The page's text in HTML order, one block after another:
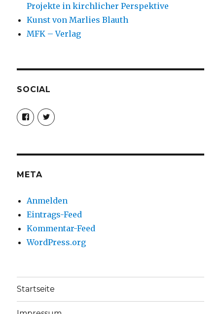
Projekte in kirchlicher Perspektive
Kunst von Marlies Blauth
MFK – Verlag
SOCIAL
Profil
von
christoph.fleischer1
anzeigen
Profil
von
ChristophFl
anzeigen
META
Anmelden
Eintrags-Feed
Kommentar-Feed
WordPress.org
Startseite